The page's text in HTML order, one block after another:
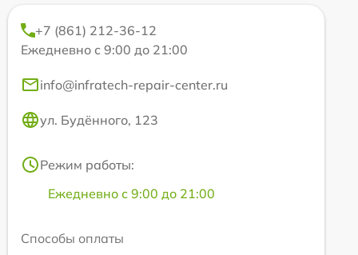
+7 (861) 212-36-12
Ежедневно с 9:00 до 21:00
info@infratech-repair-center.ru
ул. Будённого, 123
Режим работы:
Ежедневно с 9:00 до 21:00
Способы оплаты